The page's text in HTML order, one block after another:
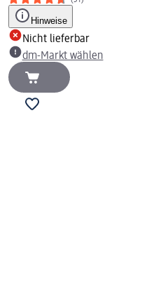
Hinweise
Nicht lieferbar
dm-Markt wählen